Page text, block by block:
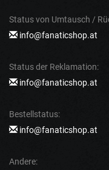
Status von Umtausch /
info@fanaticshop.at
Status der Reklamation:
info@fanaticshop.at
Bestellstatus:
info@fanaticshop.at
Andere: